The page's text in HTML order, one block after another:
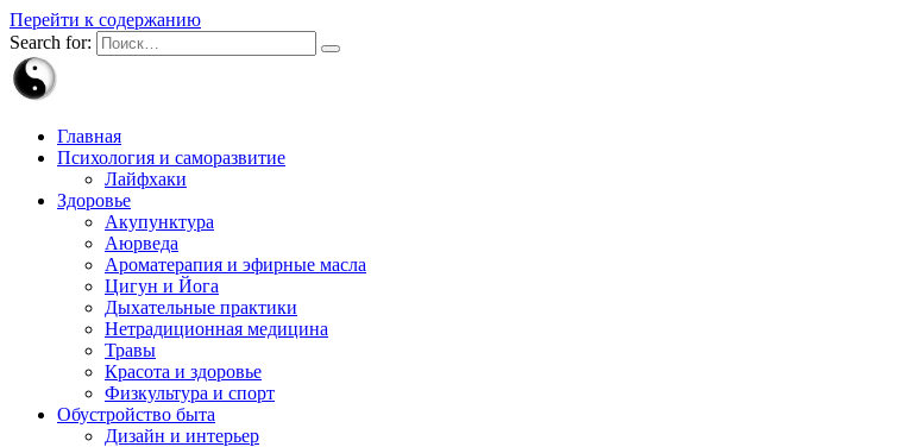
Перейти к содержанию
Search for:
Главная
Психология и саморазвитие
Лайфхаки
Здоровье
Акупунктура
Аюрведа
Ароматерапия и эфирные масла
Цигун и Йога
Дыхательные практики
Нетрадиционная медицина
Травы
Красота и здоровье
Физкультура и спорт
Обустройство быта
Дизайн и интерьер